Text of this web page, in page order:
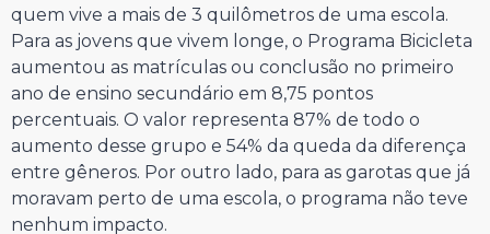
quem vive a mais de 3 quilômetros de uma escola.
Para as jovens que vivem longe, o Programa Bicicleta
aumentou as matrículas ou conclusão no primeiro
ano de ensino secundário em 8,75 pontos
percentuais. O valor representa 87% de todo o
aumento desse grupo e 54% da queda da diferença
entre gêneros. Por outro lado, para as garotas que já
moravam perto de uma escola, o programa não teve
nenhum impacto.